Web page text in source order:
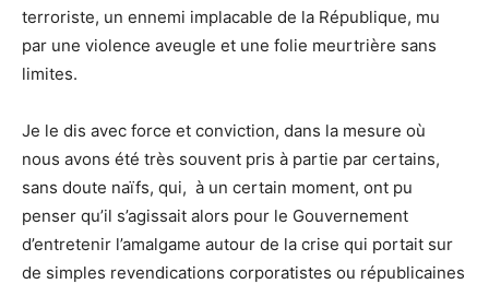
terroriste, un ennemi implacable de la République, mu
par une violence aveugle et une folie meurtrière sans
limites.
Je le dis avec force et conviction, dans la mesure où
nous avons été très souvent pris à partie par certains,
sans doute naïfs, qui, à un certain moment, ont pu
penser qu’il s’agissait alors pour le Gouvernement
d’entretenir l’amalgame autour de la crise qui portait sur
de simples revendications corporatistes ou républicaines